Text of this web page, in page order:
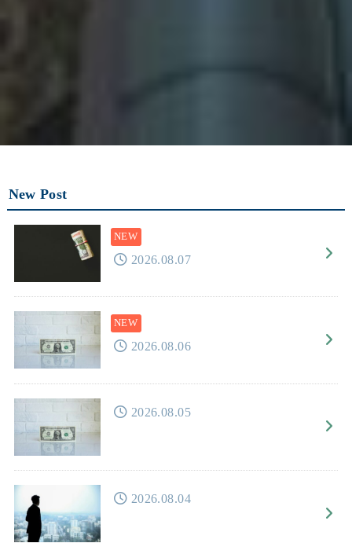
New Post
2026.08.07
2026.08.06
2026.08.05
2026.08.04